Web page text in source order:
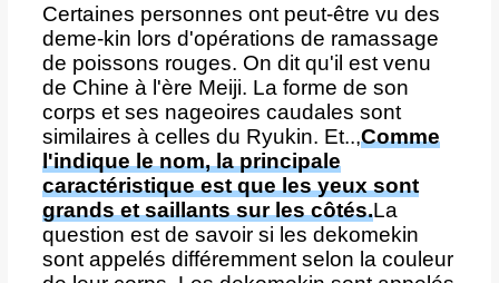
Certaines personnes ont peut-être vu des
deme-kin lors d'opérations de ramassage
de poissons rouges. On dit qu'il est venu
de Chine à l'ère Meiji. La forme de son
corps et ses nageoires caudales sont
similaires à celles du Ryukin. Et..,Comme
l'indique le nom, la principale
caractéristique est que les yeux sont
grands et saillants sur les côtés.La
question est de savoir si les dekomekin
sont appelés différemment selon la couleur